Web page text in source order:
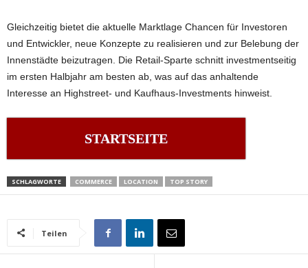
Gleichzeitig bietet die aktuelle Marktlage Chancen für Investoren
und Entwickler, neue Konzepte zu realisieren und zur Belebung der
Innenstädte beizutragen. Die Retail-Sparte schnitt investmentseitig
im ersten Halbjahr am besten ab, was auf das anhaltende
Interesse an Highstreet- und Kaufhaus-Investments hinweist.
STARTSEITE
SCHLAGWORTE COMMERCE LOCATION TOP STORY
Teilen